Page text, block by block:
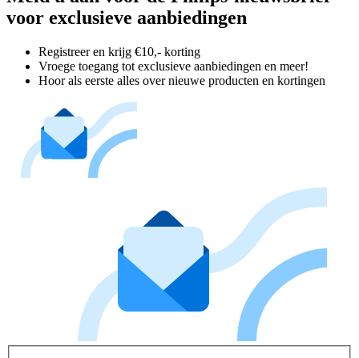
voor exclusieve aanbiedingen
Registreer en krijg €10,- korting
Vroege toegang tot exclusieve aanbiedingen en meer!
Hoor als eerste alles over nieuwe producten en kortingen